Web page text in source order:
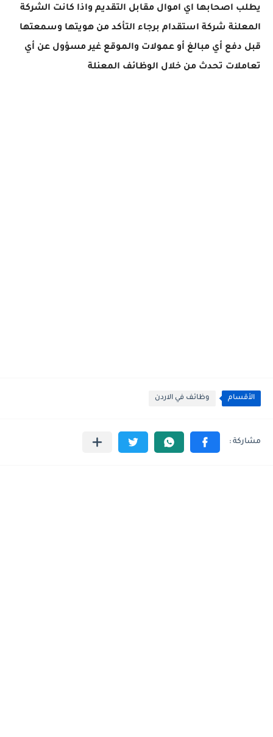
يطلب اصحابها اي اموال مقابل التقديم واذا كانت الشركة
المعلنة شركة استقدام برجاء التأكد من هويتها وسمعتها
قبل دفع أي مبالغ أو عمولات والموقع غير مسؤول عن أي
تعاملات تحدث من خلال الوظائف المعنلة
الأقسام وظائف في الاردن